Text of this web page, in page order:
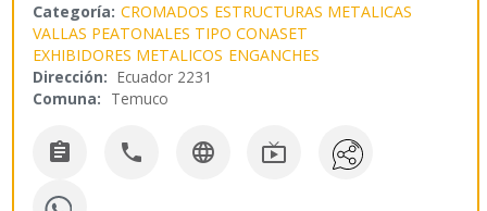
Categoría: CROMADOS ESTRUCTURAS METALICAS
VALLAS PEATONALES TIPO CONASET
EXHIBIDORES METALICOS ENGANCHES
Dirección: Ecuador 2231
Comuna: Temuco
   